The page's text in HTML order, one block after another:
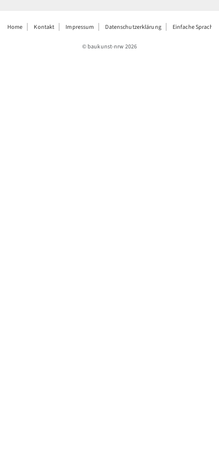
Home Kontakt Impressum Datenschutzerklärung Einfache Sprache
© baukunst-nrw2026